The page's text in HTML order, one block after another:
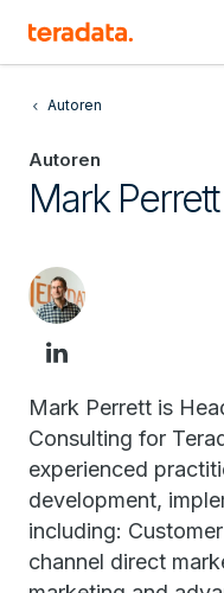
Autoren
Autoren
Mark Perrett
Mark Perrett is
Consulting for
experienced
development,
including:
channel direct